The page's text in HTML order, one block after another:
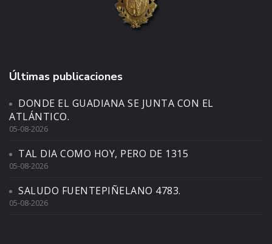
Últimas publicaciones
DONDE EL GUADIANA SE JUNTA CON EL
ATLÁNTICO.
05-08-2026
TAL DIA COMO HOY, PERO DE 1315
05-08-2026
SALUDO FUENTEPIÑELANO 4783.
05-08-2026